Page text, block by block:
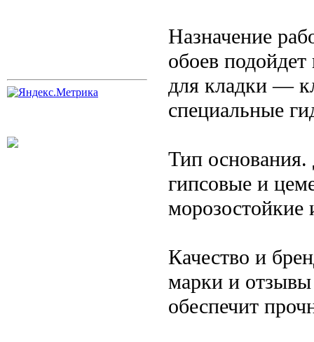
Назначение
обоев
для кладки —
специальные
Тип основания.
гипсовые и
морозостойкие
Качество и
марки и отзывы
обеспечит